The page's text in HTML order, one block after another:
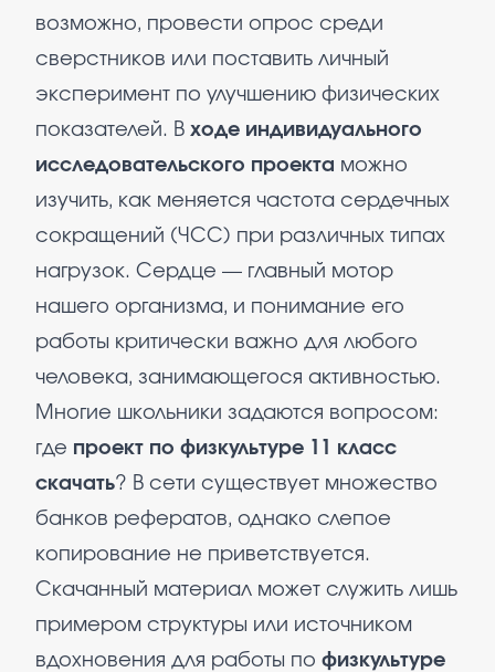
возможно, провести опрос среди
сверстников или поставить личный
эксперимент по улучшению физических
показателей. В ходе индивидуального
исследовательского проекта можно
изучить, как меняется частота сердечных
сокращений (ЧСС) при различных типах
нагрузок. Сердце — главный мотор
нашего организма, и понимание его
работы критически важно для любого
человека, занимающегося активностью.
Многие школьники задаются вопросом:
где проект по физкультуре 11 класс
скачать? В сети существует множество
банков рефератов, однако слепое
копирование не приветствуется.
Скачанный материал может служить лишь
примером структуры или источником
вдохновения для работы по физкультуре